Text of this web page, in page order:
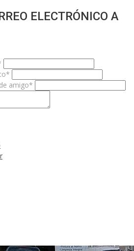
ELECTRÓNICO A
amigo*